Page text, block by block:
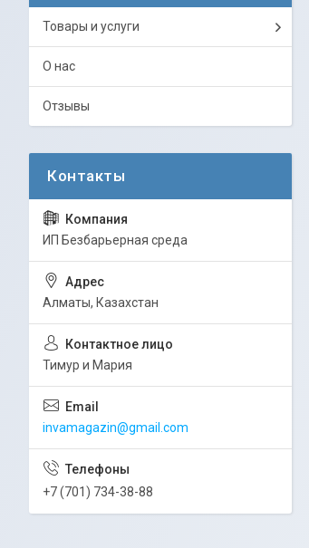
Товары и услуги
О нас
Отзывы
ИП Безбарьерная среда
Алматы, Казахстан
Тимур и Мария
invamagazin@gmail.com
+7 (701) 734-38-88